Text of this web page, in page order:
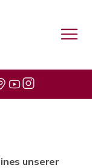
unserer